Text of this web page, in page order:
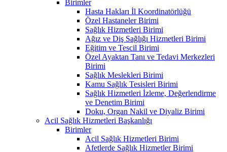
Birimler
Hasta Hakları İl Koordinatörlüğü
Özel Hastaneler Birimi
Sağlık Hizmetleri Birimi
Ağız ve Diş Sağlığı Hizmetleri Birimi
Eğitim ve Tescil Birimi
Özel Ayaktan Tanı ve Tedavi Merkezleri
Birimi
Sağlık Meslekleri Birimi
Kamu Sağlık Tesisleri Birimi
Sağlık Hizmetleri İzleme, Değerlendirme
ve Denetim Birimi
Doku, Organ Nakil ve Diyaliz Birimi
Acil Sağlık Hizmetleri Başkanlığı
Birimler
Acil Sağlık Hizmetleri Birimi
Afetlerde Sağlık Hizmetler Birimi